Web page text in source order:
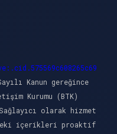
Kanun gereğince
Kurumu (BTK)
olarak hizmet
içerikleri proaktif